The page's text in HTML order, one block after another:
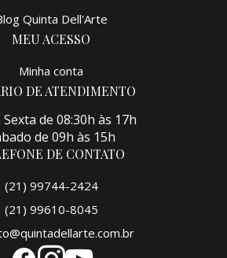
Quinta Dell'Arte
MEU ACESSO
Minha conta
DE ATENDIMENTO
Sexta de 08:30h às 17h
de 09h às 15h
DE CONTATO
(21) 99744-2424
(21) 99610-8045